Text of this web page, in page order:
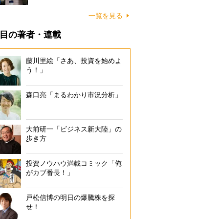
一覧を見る
の著者・連載
藤川里絵「さあ、投資を始めよ
う！」
森口亮「まるわかり市況分析」
大前研一「ビジネス新大陸」の
歩き方
投資ノウハウ満載コミック「俺
がカブ番長！」
戸松信博の明日の爆騰株を探
せ！